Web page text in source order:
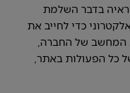
בדבר השלמת
כדי לחייב את
המחשב של החברה,
כל הפעולות באתר,